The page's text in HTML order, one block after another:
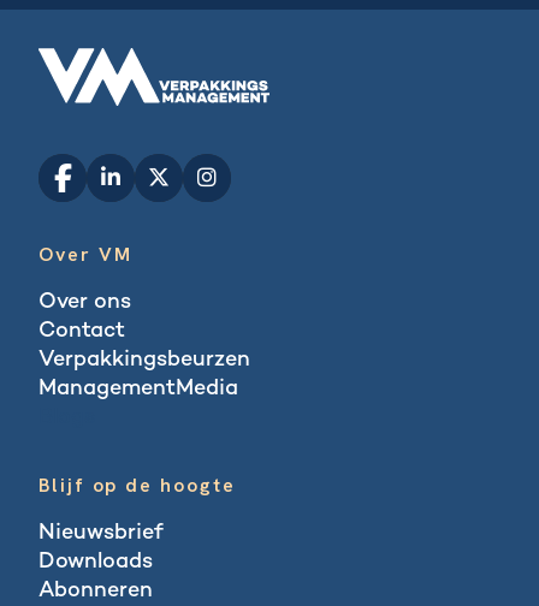
Over VM
Over ons
Contact
Verpakkingsbeurzen
ManagementMedia
Blijf op de hoogte
Nieuwsbrief
Downloads
Abonneren